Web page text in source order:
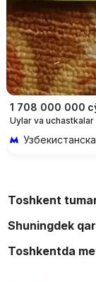
1 708 000 000
Uylar va uchastkalar
Toshkent
Shuningdek
Toshkentda